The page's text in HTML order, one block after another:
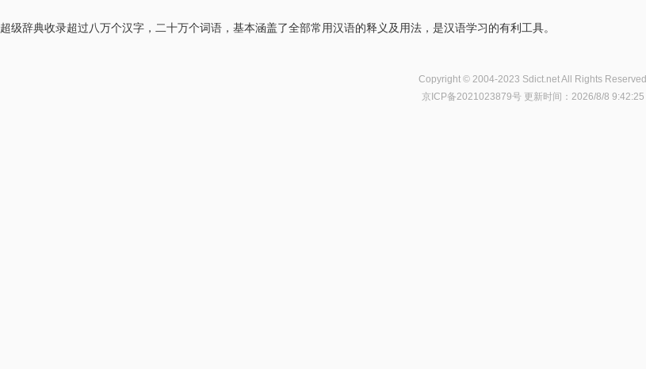
超级辞典收录超过八万个汉字，二十万个词语，基本涵盖了全部常用汉语的释义及用法，是汉语学习的有利工具。
Copyright © 2004-2023 Sdict.net All Rights Reserved
京ICP备2021023879号更新时间：2026/8/8 9:42:25